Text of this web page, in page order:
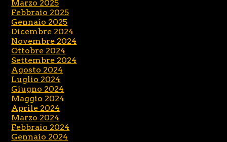
Marzo 2025
Febbraio 2025
Gennaio 2025
Dicembre 2024
Novembre 2024
Ottobre 2024
Settembre 2024
Agosto 2024
Luglio 2024
Giugno 2024
Maggio 2024
Aprile 2024
Marzo 2024
Febbraio 2024
Gennaio 2024